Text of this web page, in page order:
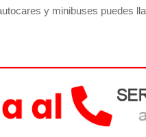
y minibuses puedes